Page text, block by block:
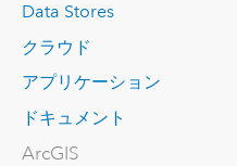
Data Stores
クラウド
アプリケーション
ドキュメント
ArcGIS